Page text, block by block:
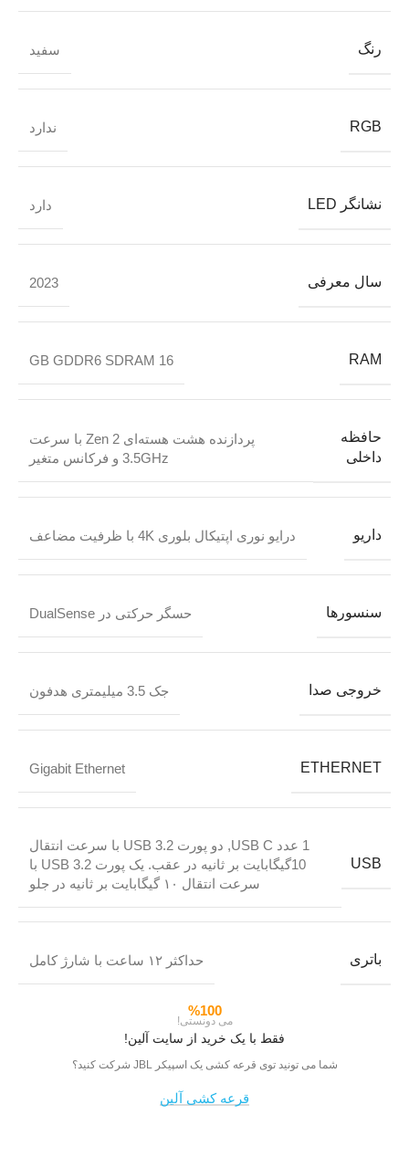
رنگ سفید
RGB ندارد
نشانگر LED دارد
سال معرفی 2023
RAM
16 GB GDDR6 SDRAM
حافظه
داخلی
پردازنده هشت هسته‌ای Zen 2 با سرعت
3.5GHz و فرکانس متغیر
داریو درایو نوری اپتیکال بلوری 4K با ظرفیت مضاعف
سنسورها حسگر حرکتی در DualSense
خروجی صدا جک 3.5 میلیمتری هدفون
ETHERNET
Gigabit Ethernet
USB
1 عدد USB C, دو پورت USB 3.2 با سرعت انتقال
10گیگابایت بر ثانیه در عقب. یک پورت USB 3.2 با
سرعت انتقال ۱۰ گیگابایت بر ثانیه در جلو
باتری حداکثر ۱۲ ساعت با شارژ کامل
%100
می دونستی!
فقط با یک خرید از سایت آلین!
شما می تونید توی قرعه کشی یک اسپیکر JBL شرکت کنید؟
قرعه کشی آلین